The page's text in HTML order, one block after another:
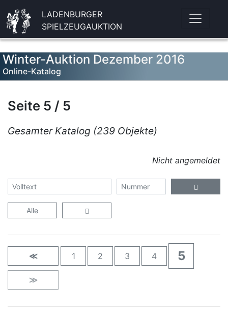
LADENBURGER
SPIELZEUGAUKTION
Winter-Auktion Dezember 2016
Online-Katalog
Seite 5 / 5
Gesamter Katalog (239 Objekte)
Nicht angemeldet
Alle
≪ 1 2 3 4 5
≫